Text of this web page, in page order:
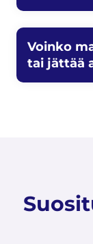
Voinko
tai jättää